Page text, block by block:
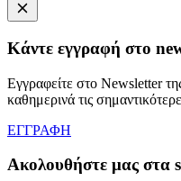
Κάντε εγγραφή στο
Εγγραφείτε στο Newsletter
καθημερινά τις
ΕΓΓΡΑΦΗ
Ακολουθήστε μας στα